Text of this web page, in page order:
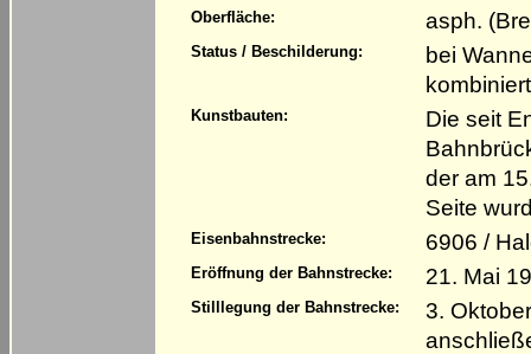
Oberfläche: asph.
Status / Beschilderung:
bei
Kunstbauten:
Die seit
der am
Seite
Eisenbahnstrecke: 6906 /
Eröffnung der Bahnstrecke: 21. Mai
Stilllegung der Bahnstrecke:
3.